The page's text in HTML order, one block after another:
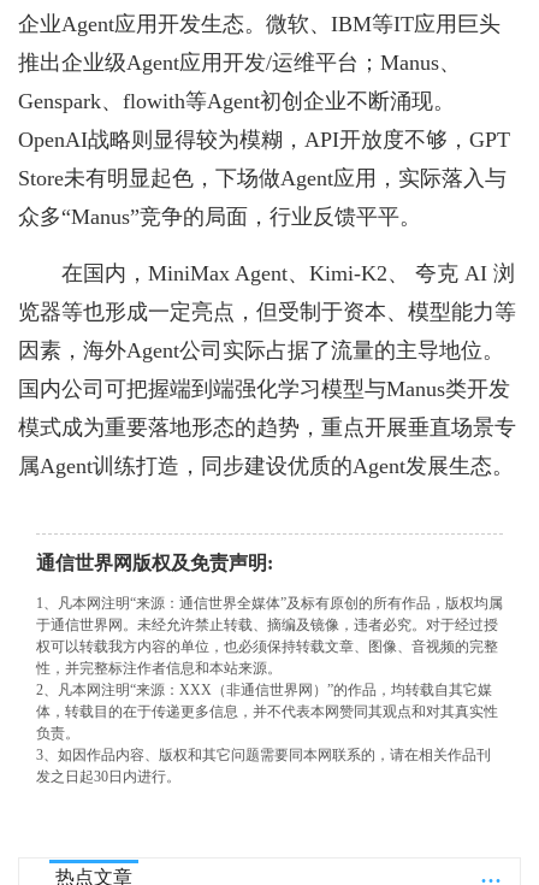
企业Agent应用开发生态。微软、IBM等IT应用巨头
推出企业级Agent应用开发/运维平台；Manus、
Genspark、flowith等Agent初创企业不断涌现。
OpenAI战略则显得较为模糊，API开放度不够，GPT
Store未有明显起色，下场做Agent应用，实际落入与
众多“Manus”竞争的局面，行业反馈平平。
在国内，MiniMax Agent、Kimi-K2、 夸克 AI 浏
览器等也形成一定亮点，但受制于资本、模型能力等
因素，海外Agent公司实际占据了流量的主导地位。
国内公司可把握端到端强化学习模型与Manus类开发
模式成为重要落地形态的趋势，重点开展垂直场景专
属Agent训练打造，同步建设优质的Agent发展生态。
通信世界网版权及免责声明:
1、凡本网注明“来源：通信世界全媒体”及标有原创的所有作品，版权均属
于通信世界网。未经允许禁止转载、摘编及镜像，违者必究。对于经过授
权可以转载我方内容的单位，也必须保持转载文章、图像、音视频的完整
性，并完整标注作者信息和本站来源。
2、凡本网注明“来源：XXX（非通信世界网）”的作品，均转载自其它媒
体，转载目的在于传递更多信息，并不代表本网赞同其观点和对其真实性
负责。
3、如因作品内容、版权和其它问题需要同本网联系的，请在相关作品刊
发之日起30日内进行。
...
热点文章